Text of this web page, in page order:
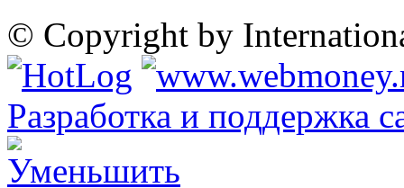
© Copyright by
Разработка и поддержка